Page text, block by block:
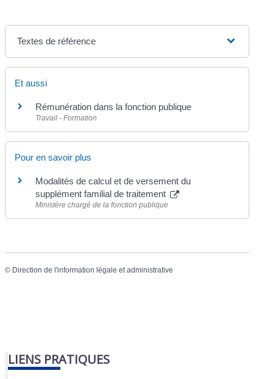
Textes de référence
Et aussi
Rémunération dans la fonction publique
Travail - Formation
Pour en savoir plus
Modalités de calcul et de versement du
supplément familial de traitement
Ministère chargé de la fonction publique
© Direction de l'information légale et administrative
LIENS PRATIQUES